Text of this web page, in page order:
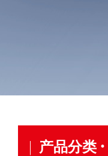
产品分类 ·